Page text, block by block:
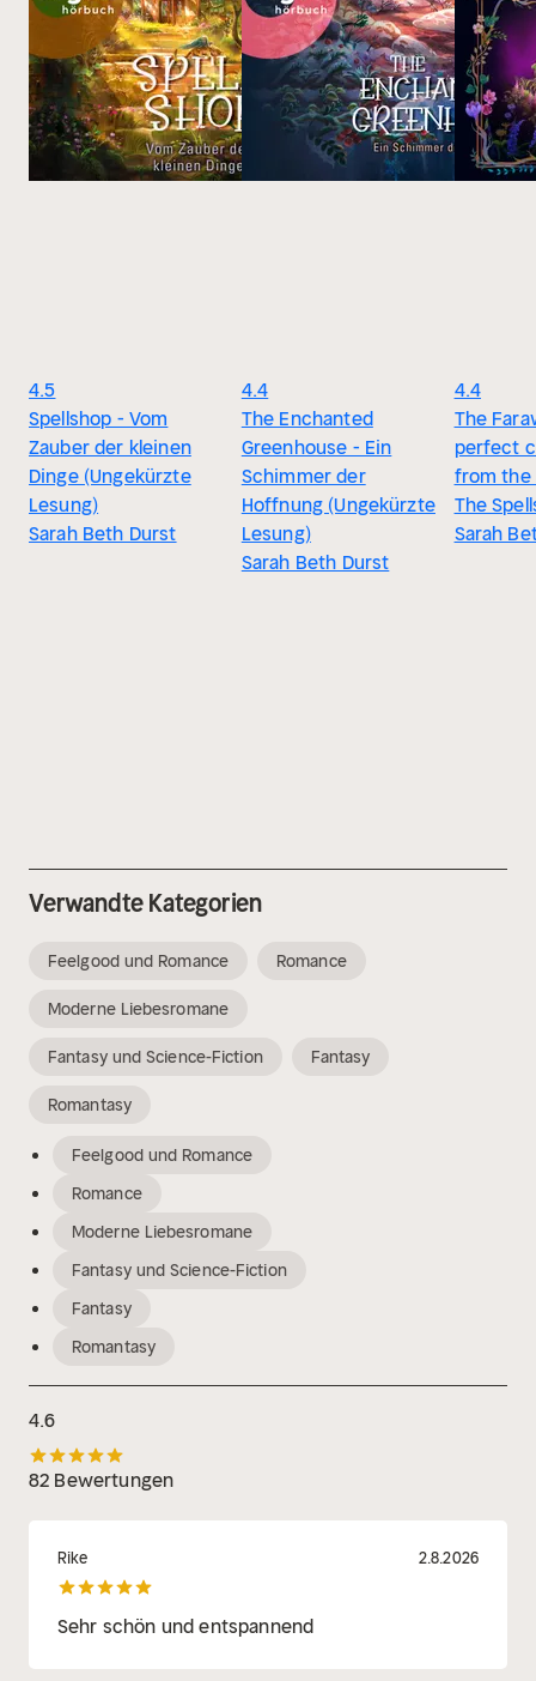
4.5
Spellshop - Vom
Zauber der kleinen
Dinge (Ungekürzte
Lesung)
Sarah Beth Durst
4.4
The Enchanted
Greenhouse - Ein
Schimmer der
Hoffnung (Ungekürzte
Lesung)
Sarah Beth Durst
4.4
The
perfect
from the
The
Sarah
Verwandte Kategorien
Feelgood und Romance Romance
Moderne Liebesromane
Fantasy und Science-Fiction Fantasy
Romantasy
Feelgood und Romance
Romance
Moderne Liebesromane
Fantasy und Science-Fiction
Fantasy
Romantasy
4.6
82 Bewertungen
Rike 2.8.2026
Sehr schön und entspannend